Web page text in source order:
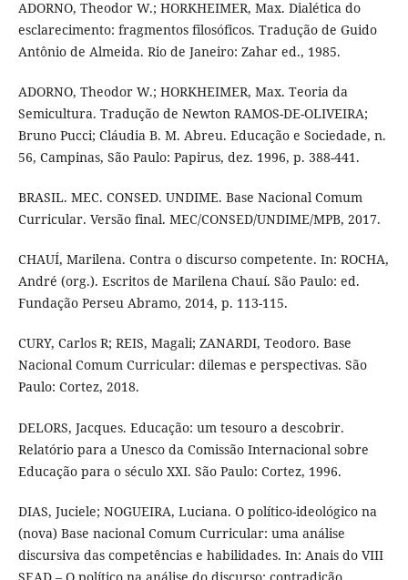
ADORNO, Theodor W.; HORKHEIMER, Max. Dialética do
esclarecimento: fragmentos filosóficos. Tradução de Guido
Antônio de Almeida. Rio de Janeiro: Zahar ed., 1985.
ADORNO, Theodor W.; HORKHEIMER, Max. Teoria da
Semicultura. Tradução de Newton RAMOS-DE-OLIVEIRA;
Bruno Pucci; Cláudia B. M. Abreu. Educação e Sociedade, n.
56, Campinas, São Paulo: Papirus, dez. 1996, p. 388-441.
BRASIL. MEC. CONSED. UNDIME. Base Nacional Comum
Curricular. Versão final. MEC/CONSED/UNDIME/MPB, 2017.
CHAUÍ, Marilena. Contra o discurso competente. In: ROCHA,
André (org.). Escritos de Marilena Chauí. São Paulo: ed.
Fundação Perseu Abramo, 2014, p. 113-115.
CURY, Carlos R; REIS, Magali; ZANARDI, Teodoro. Base
Nacional Comum Curricular: dilemas e perspectivas. São
Paulo: Cortez, 2018.
DELORS, Jacques. Educação: um tesouro a descobrir.
Relatório para a Unesco da Comissão Internacional sobre
Educação para o século XXI. São Paulo: Cortez, 1996.
DIAS, Juciele; NOGUEIRA, Luciana. O político-ideológico na
(nova) Base nacional Comum Curricular: uma análise
discursiva das competências e habilidades. In: Anais do VIII
SEAD – O político na análise do discurso: contradição,